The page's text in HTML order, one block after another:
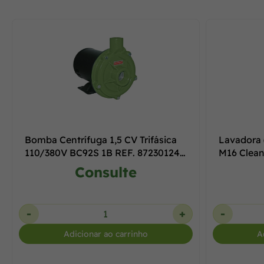
Bomba Centrífuga 1,5 CV Trifásica
110/380V BC92S 1B REF. 87230124-
Consulte
- +
Adicionar ao carrinho
Lavadora
M16 Clean
-